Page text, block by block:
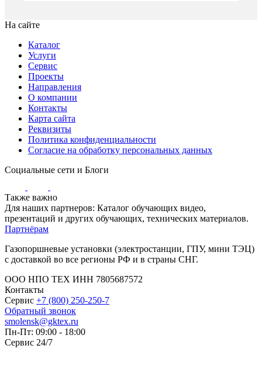
На сайте
Каталог
Услуги
Сервис
Проекты
Направления
О компании
Контакты
Карта сайта
Реквизиты
Политика конфиденциальности
Согласие на обработку персональных данных
Социальные сети и Блоги
Также важно
Для наших партнеров: Каталог обучающих видео,
презентаций и других обучающих, технических материалов.
Партнёрам
Газопоршневые установки (электростанции, ГПУ, мини ТЭЦ)
с доставкой во все регионы РФ и в страны СНГ.
ООО НПО ТЕХ ИНН 7805687572
Контакты
Сервис +7 (800) 250-250-7
Обратный звонок
smolensk@gktex.ru
Пн-Пт: 09:00 - 18:00
Сервис 24/7